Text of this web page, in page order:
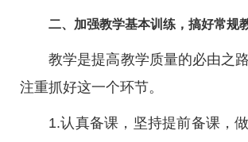
二、加强教学基本训练，搞好常规
教学是提高教学质量的必由之
注重抓好这一个环节。
1.认真备课，坚持提前备课，